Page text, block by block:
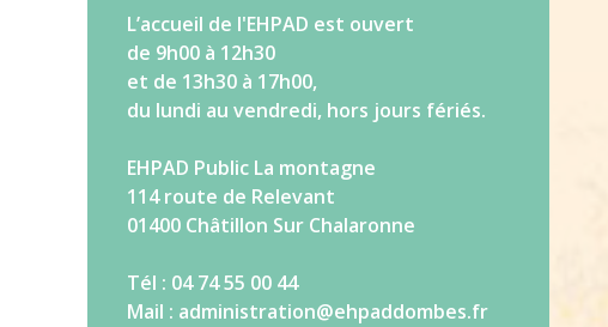
L’accueil de l'EHPAD est ouvert
de 9h00 à 12h30
et de 13h30 à 17h00,
du lundi au vendredi, hors jours fériés.
EHPAD Public La montagne
114 route de Relevant
01400 Châtillon Sur Chalaronne
Tél : 04 74 55 00 44
Mail : administration@ehpaddombes.fr